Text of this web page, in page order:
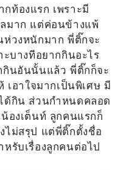
ท้องแรก เพราะมี
มาก แต่ค่อนข้างแพ้
ห่วงหนักมาก พี่ติ๊กจะ
ะบางทีอยากกินอะไร
นอันนั้นแล้ว พี่ติ๊กก็จะ
เอาใจมากเป็นพิเศษ มี
ด้กิน ส่วนกำหนดคลอด
องเต็นท์ ลูกคนแรกก็
ไม่สรุป แต่พี่ติ๊กตั้งชื่อ
รับเรื่องลูกคนต่อไป